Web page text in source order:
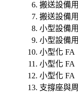
搬送設備
搬送設備
小型設備
小型設備
小型化 FA
小型化 FA
小型化 FA
支撐座與